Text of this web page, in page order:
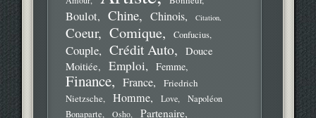
Boulot Chine Chinois Citation
Coeur Comique Confucius
Couple Crédit Auto
Douce
Moitiée
Emploi Femme
Finance France
Friedrich
Nietzsche
Homme Love
Napoléon
Bonaparte
Osho Partenaire